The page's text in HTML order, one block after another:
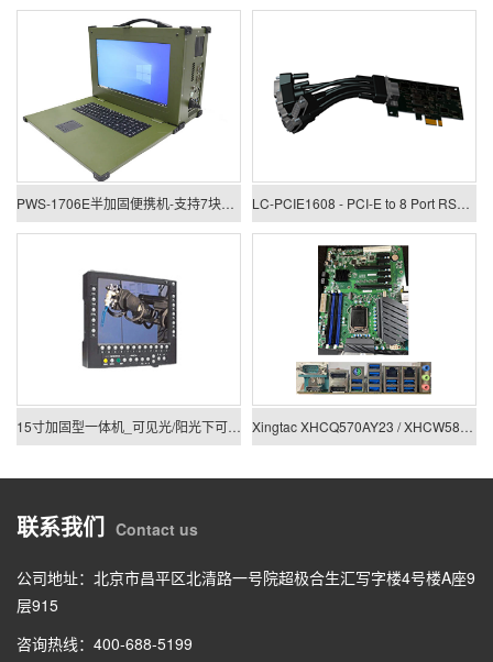
PWS-1706E半加固便携机-支持7块PCIE/PCI板卡扩展 LC-PCIE1608 - PCI-E to 8 Port RS422/485 Low Profile Card
15寸加固型一体机_可见光/阳光下可视一体机 Xingtac XHCQ570AY23 / XHCW580AY23
联系我们 Contact us
公司地址：北京市昌平区北清路一号院超极合生汇写字楼4号楼A座9
层915
咨询热线：400-688-5199